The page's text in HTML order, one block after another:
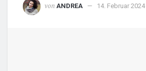
von ANDREA 14. Februar 2024